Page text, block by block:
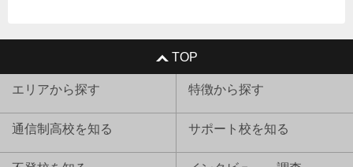
TOP
エリアから探す 特徴から探す
通信制高校を知る サポート校を知る